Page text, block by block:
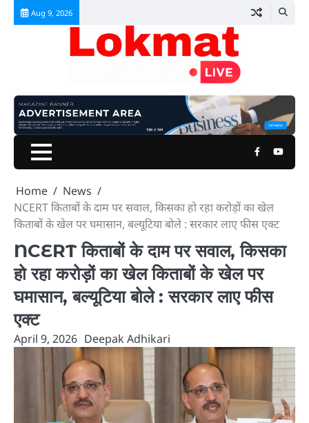
Skip
Aug 9, 2026
Facebook
Home
News
NCERT किताबों के दाम पर सवाल, किसका हो रहा करोड़ों का खेल
किताबों के खेल पर घमासान, बल्यूटिया बोले : सरकार लाए फीस एक्ट
NCERT किताबों के दाम पर सवाल, किसका
हो रहा करोड़ों का खेल किताबों के खेल पर
घमासान, बल्यूटिया बोले : सरकार लाए फीस
एक्ट
April 9, 2026 Deepak Adhikari